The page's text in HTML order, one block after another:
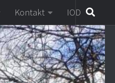
Kontakt IOD